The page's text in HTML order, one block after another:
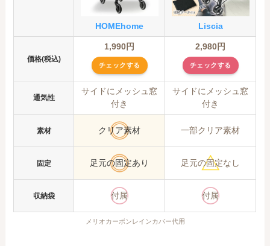
HOMEhome Liscia
価格(税込)
1,990円
チェックする
2,980円
チェックする
通気性
サイドにメッシュ窓
付き
サイドにメッシュ窓
付き
素材 クリア素材 一部クリア素材
固定 足元の固定あり 足元の固定なし
収納袋 付属 付属
メリオカーボンレインカバー代用